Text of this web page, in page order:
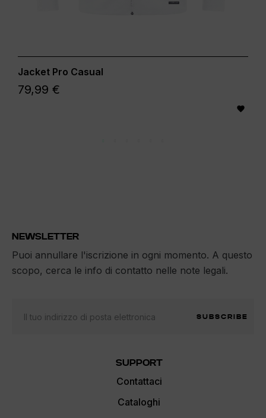
Jacket Pro Casual
79,99 €

NEWSLETTER
Puoi annullare l'iscrizione in ogni momento. A questo
scopo, cerca le info di contatto nelle note legali.
SUBSCRIBE
SUPPORT
Contattaci
Cataloghi